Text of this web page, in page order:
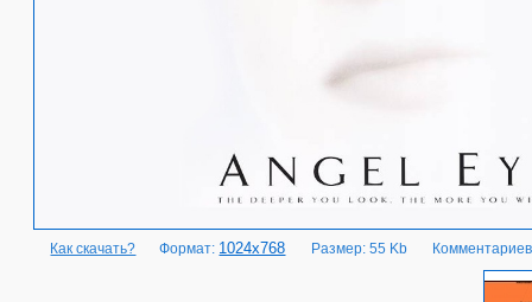
Как скачать? Формат: 1024x768 Размер: 55 Kb